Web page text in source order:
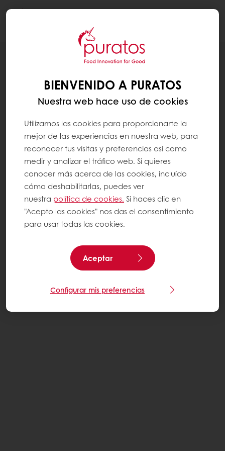
RECETAS
BIENVENIDO A PURATOS
Nuestra web hace uso de cookies
Utilizamos las cookies para proporcionarte la
mejor de las experiencias en nuestra web, para
reconocer tus visitas y preferencias así como
medir y analizar el tráfico web. Si quieres
conocer más acerca de las cookies, incluído
cómo deshabilitarlas, puedes ver
nuestra política de cookies. Si haces clic en
"Acepto las cookies" nos das el consentimiento
para usar todas las cookies.
Aceptar
Configurar mis preferencias